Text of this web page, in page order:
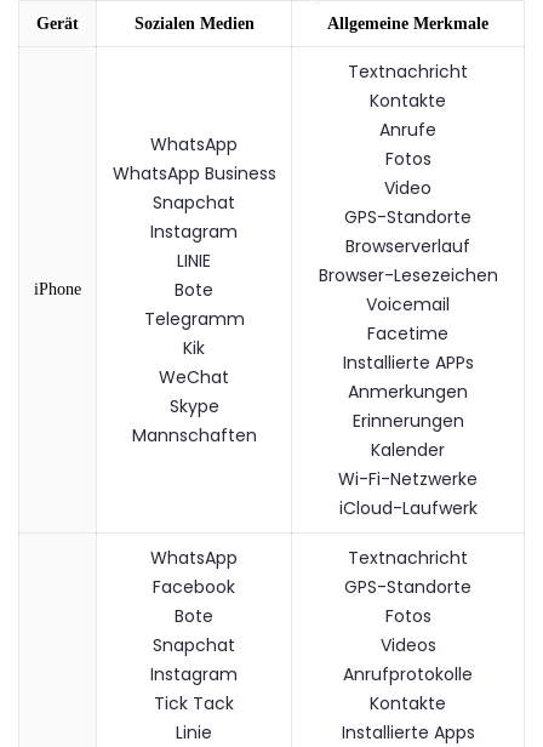
Gerät Sozialen Medien Allgemeine Merkmale
iPhone
WhatsApp
WhatsApp Business
Snapchat
Instagram
LINIE
Bote
Telegramm
Kik
WeChat
Skype
Mannschaften
Textnachricht
Kontakte
Anrufe
Fotos
Video
GPS-Standorte
Browserverlauf
Browser-Lesezeichen
Voicemail
Facetime
Installierte APPs
Anmerkungen
Erinnerungen
Kalender
Wi-Fi-Netzwerke
iCloud-Laufwerk
WhatsApp
Facebook
Bote
Snapchat
Instagram
Tick ​​Tack
Linie
Textnachricht
GPS-Standorte
Fotos
Videos
Anrufprotokolle
Kontakte
Installierte Apps